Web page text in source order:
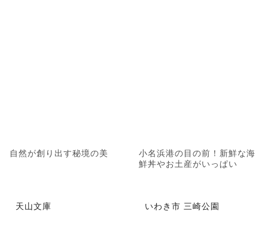
自然が創り出す秘境の美
小名浜港の目の前！新鮮な海
鮮丼やお土産がいっぱい
天山文庫 いわき市 三崎公園